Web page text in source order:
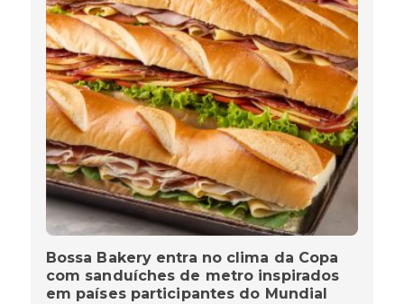
Bossa Bakery entra no clima da Copa
com sanduíches de metro inspirados
em países participantes do Mundial